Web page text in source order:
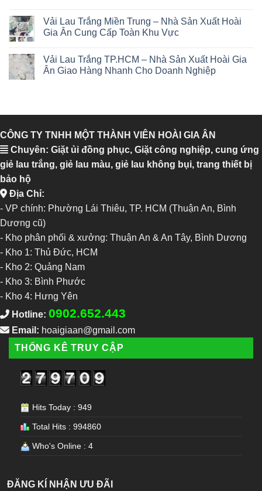
Vải Lau Trắng Miền Trung – Nhà Sản Xuất Hoài
Gia Ân Cung Cấp Toàn Khu Vực
Vải Lau Trắng TP.HCM – Nhà Sản Xuất Hoài Gia
Ân Giao Hàng Nhanh Cho Doanh Nghiệp
CÔNG TY TNHH MỘT THÀNH VIÊN HOÀI GIA ÂN
Chuyên: Giặt ủi đồng phục, Giặt công nghiệp, cung ứng
giẻ lau trắng, giẻ lau màu, giẻ lau không bụi, trang thiết bị
bảo hộ
Địa Chỉ:
- VP chính: Phường Lái Thiêu, TP. HCM (Thuận An, Bình
Dương cũ)
- Kho phân phối & xưởng: Thuận An & An Tây, Bình Dương
- Kho 1: Thủ Đức, HCM
- Kho 2: Quảng Nam
- Kho 3: Bình Phước
- Kho 4: Hưng Yên
Hotline: 0902.652.443
Email: hoaigiaan@gmail.com
THỐNG KÊ TRUY CẬP
Hits Today : 949
Total Hits : 994860
Who's Online : 4
ĐĂNG KÍ NHẬN ƯU ĐÃI